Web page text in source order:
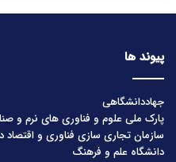
پیوند ها
جهاددانشگاهی
پارک ملی علوم و فناوری های نرم و
سازمان تجاری سازی فناوری و اقتصاد
دانشگاه علم و فرهنگ